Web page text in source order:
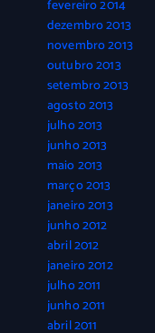
fevereiro 2014
dezembro 2013
novembro 2013
outubro 2013
setembro 2013
agosto 2013
julho 2013
junho 2013
maio 2013
março 2013
janeiro 2013
junho 2012
abril 2012
janeiro 2012
julho 2011
junho 2011
abril 2011